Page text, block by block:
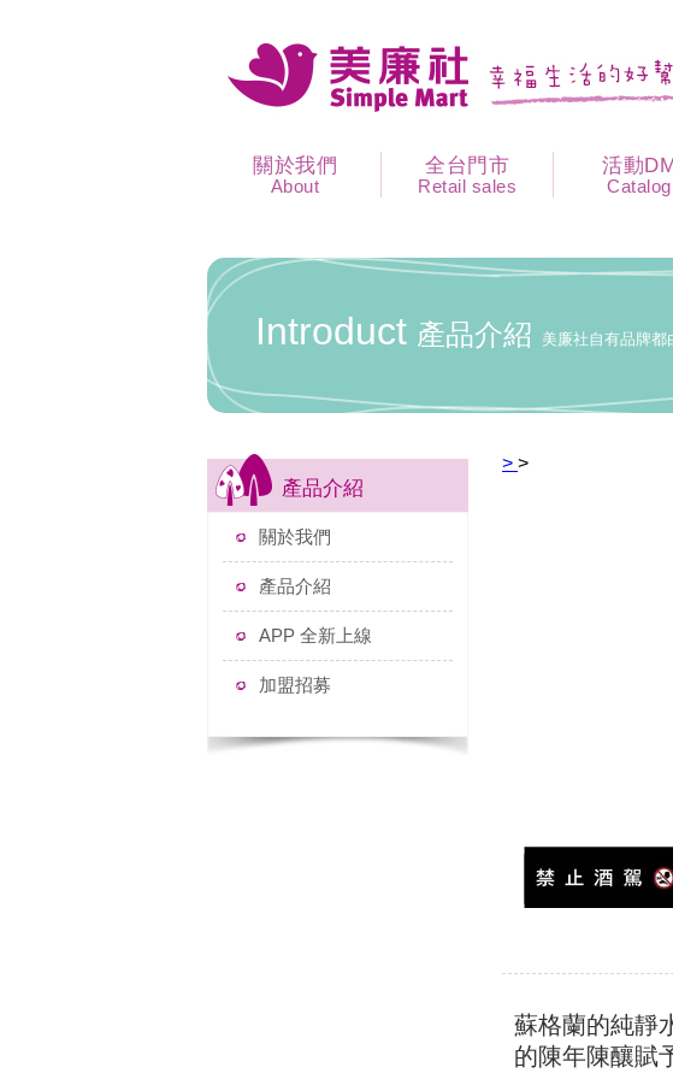
關於我們
About
全台門市
Retail sales
活動
Catalog
Introduct 產品介紹 美廉社自有品牌都
產品介紹
關於我們
產品介紹
APP 全新上線
加盟招募
> >
蘇格蘭的純靜
的陳年陳釀賦